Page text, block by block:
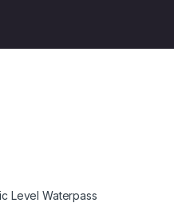
Level Waterpass